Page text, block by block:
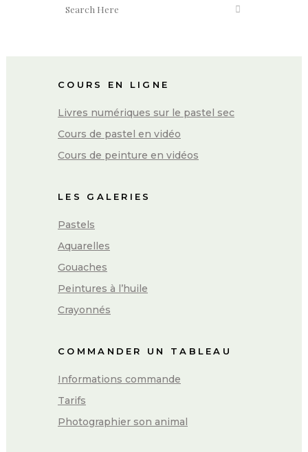
COURS EN LIGNE
Livres numériques sur le pastel sec
Cours de pastel en vidéo
Cours de peinture en vidéos
LES GALERIES
Pastels
Aquarelles
Gouaches
Peintures à l’huile
Crayonnés
COMMANDER UN TABLEAU
Informations commande
Tarifs
Photographier son animal